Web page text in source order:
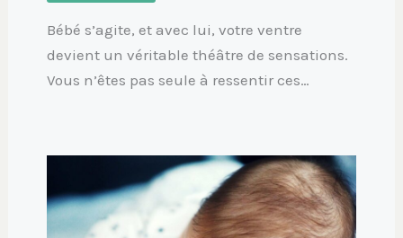
Bébé s’agite, et avec lui, votre ventre
devient un véritable théâtre de sensations.
Vous n’êtes pas seule à ressentir ces…